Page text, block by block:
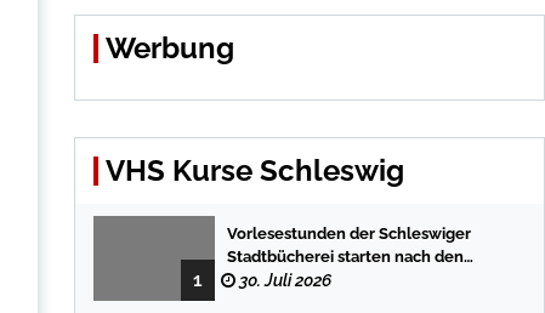
Werbung
VHS Kurse Schleswig
1
Vorlesestunden der Schleswiger
Stadtbücherei starten nach den
Sommerferien mit spannenden
30. Juli 2026